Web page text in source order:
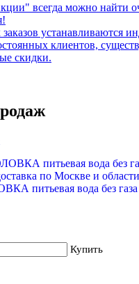
всегда можно найти
устанавливаются
клиентов,
скидки.
питьевая вода без газа
Купить